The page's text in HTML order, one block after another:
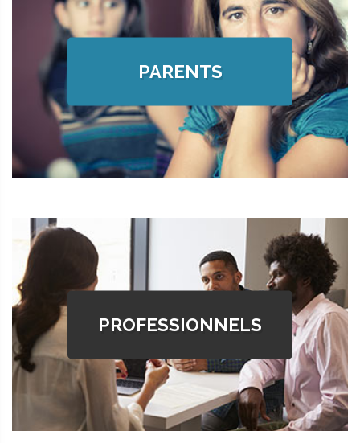
PARENTS
PROFESSIONNELS